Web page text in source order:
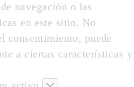
navegación o las
en este sitio. No
consentimiento, puede
a ciertas características y